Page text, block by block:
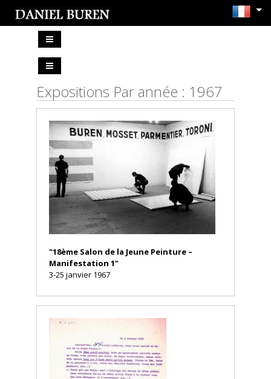
Expositions Par année : 1967
"18ème Salon de la Jeune Peinture –
Manifestation 1"
3-25 janvier 1967